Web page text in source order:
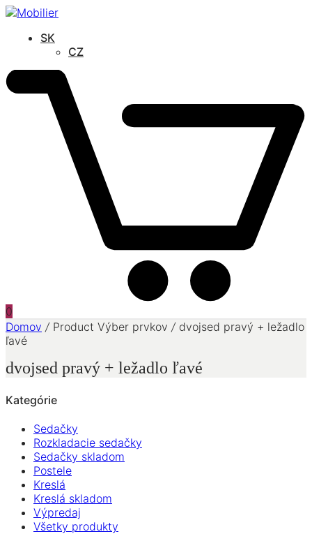
SK
CZ
0
Domov /Product Výber prvkov /dvojsed pravý + ležadlo
ľavé
dvojsed pravý + ležadlo ľavé
Kategórie
Sedačky
Rozkladacie sedačky
Sedačky skladom
Postele
Kreslá
Kreslá skladom
Výpredaj
Všetky produkty